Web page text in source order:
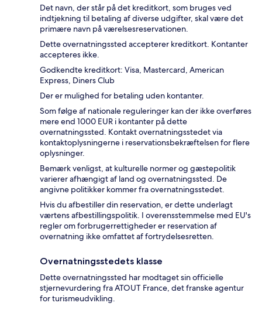
Det navn, der står på det kreditkort, som bruges ved
indtjekning til betaling af diverse udgifter, skal være det
primære navn på værelsesreservationen.
Dette overnatningssted accepterer kreditkort. Kontanter
accepteres ikke.
Godkendte kreditkort: Visa, Mastercard, American
Express, Diners Club
Der er mulighed for betaling uden kontanter.
Som følge af nationale reguleringer kan der ikke overføres
mere end 1000 EUR i kontanter på dette
overnatningssted. Kontakt overnatningsstedet via
kontaktoplysningerne i reservationsbekræftelsen for flere
oplysninger.
Bemærk venligst, at kulturelle normer og gæstepolitik
varierer afhængigt af land og overnatningssted. De
angivne politikker kommer fra overnatningsstedet.
Hvis du afbestiller din reservation, er dette underlagt
værtens afbestillingspolitik. I overensstemmelse med EU's
regler om forbrugerrettigheder er reservation af
overnatning ikke omfattet af fortrydelsesretten.
Overnatningsstedets klasse
Dette overnatningssted har modtaget sin officielle
stjernevurdering fra ATOUT France, det franske agentur
for turismeudvikling.